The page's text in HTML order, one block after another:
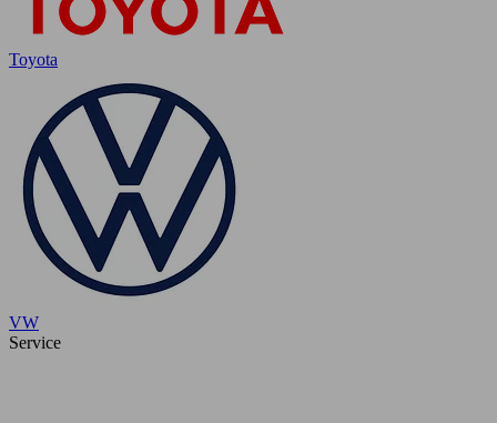
Toyota
VW
Service